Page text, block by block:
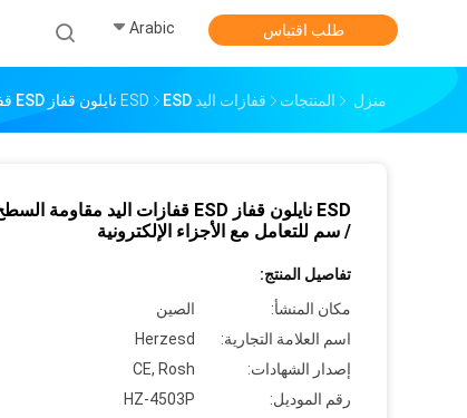
Arabic طلب اقتباس
منزل المنتجات قفازات اليد ESD ESD نايلون قفاز ESD قفازات اليد مقاومة السطح 1x106-8 / سم للتعامل مع الأجزاء الإلكترونية
/ سم للتعامل مع الأجزاء الإلكترونية
تفاصيل المنتج:
مكان المنشأ:
الصين
اسم العلامة التجارية:
Herzesd
إصدار الشهادات:
CE, Rosh
رقم الموديل:
HZ-4503P